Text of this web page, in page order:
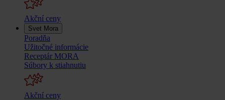
Akční ceny
Svet Mora
Poradňa
Užitočné informácie
Receptár MORA
Súbory k stiahnutiu
Akční ceny